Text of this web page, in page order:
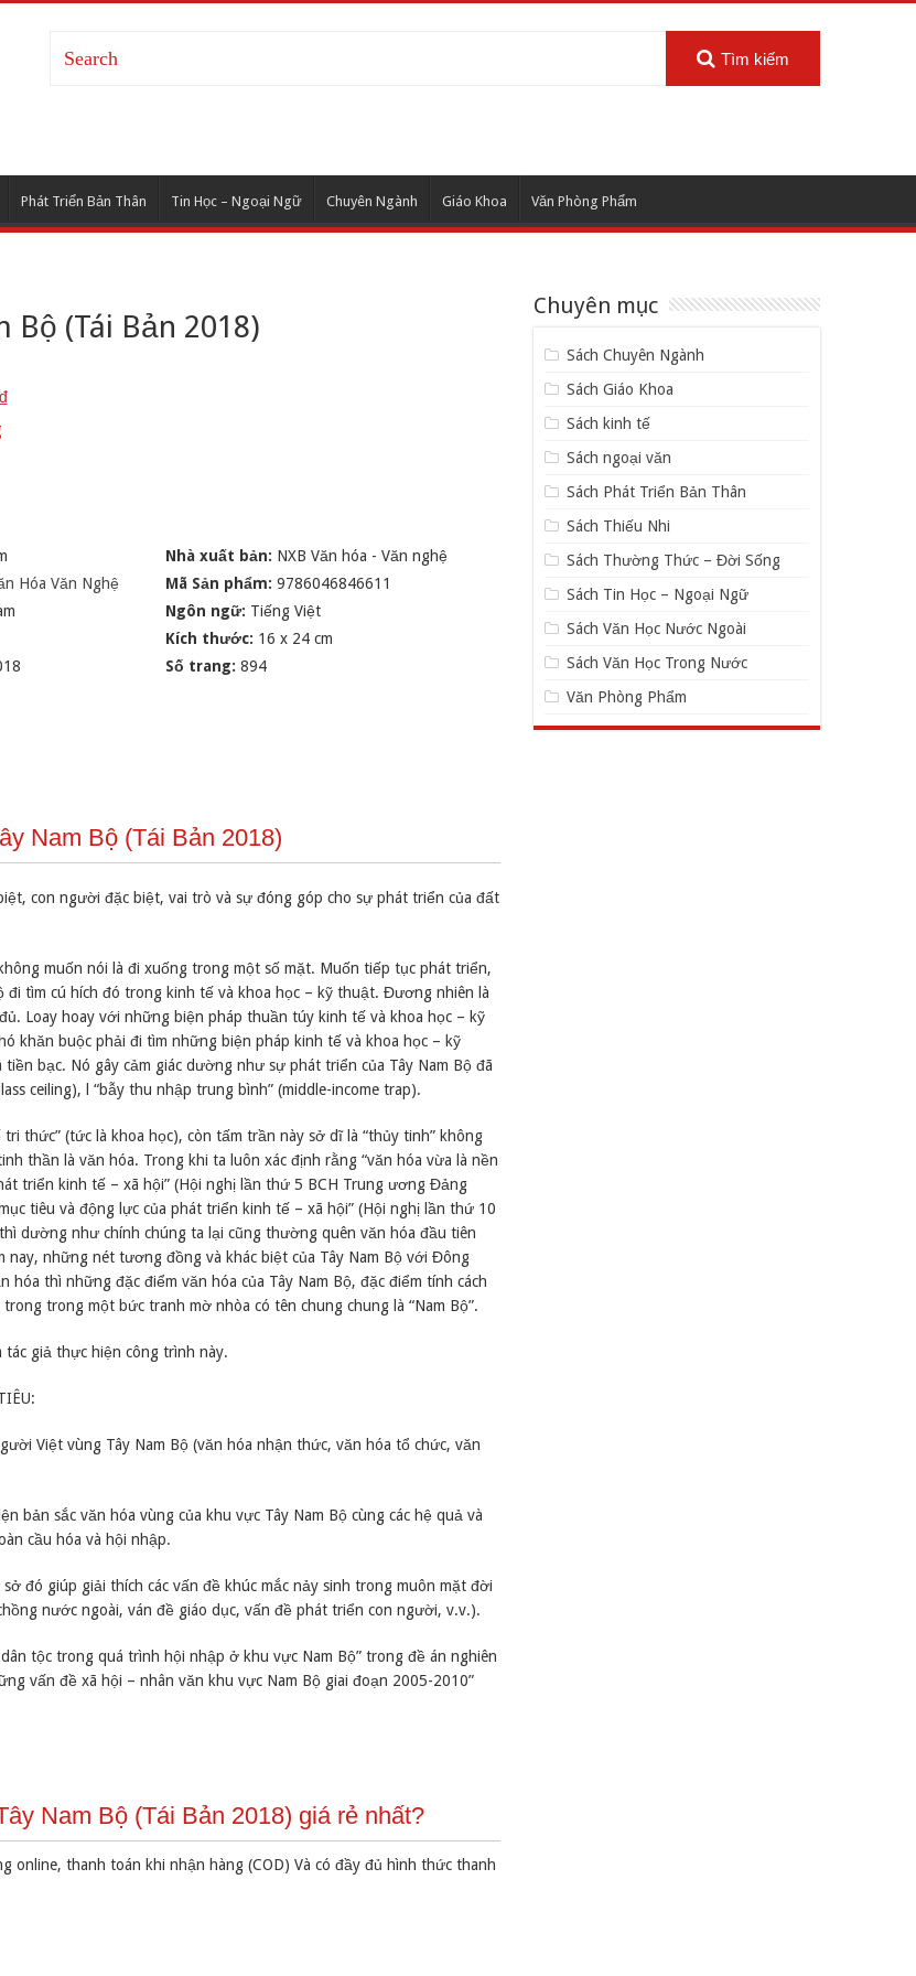
Tìm kiếm
Phát Triển Bản Thân Tin Học – Ngoại Ngữ Chuyên Ngành Giáo Khoa Văn Phòng Phẩm
Bộ (Tái Bản 2018)
Nhà xuất bản: NXB Văn hóa - Văn nghệ
Hóa Văn Nghệ Mã Sản phẩm:9786046846611
Ngôn ngữ: Tiếng Việt
Kích thước: 16 x 24 cm
Số trang:894
Nam Bộ (Tái Bản 2018)
con người đặc biệt, vai trò và sự đóng góp cho sự phát triển của đất
muốn nói là đi xuống trong một số mặt. Muốn tiếp tục phát triển,
đi tìm cú hích đó trong kinh tế và khoa học – kỹ thuật. Đương nhiên là
Loay hoay với những biện pháp thuần túy kinh tế và khoa học – kỹ
khăn buộc phải đi tìm những biện pháp kinh tế và khoa học – kỹ
bạc. Nó gây cảm giác dường như sự phát triển của Tây Nam Bộ đã
ceiling), l “bẫy thu nhập trung bình” (middle-income trap).
thức” (tức là khoa học), còn tấm trần này sở dĩ là “thủy tinh” không
thần là văn hóa. Trong khi ta luôn xác định rằng “văn hóa vừa là nền
triển kinh tế – xã hội” (Hội nghị lần thứ 5 BCH Trung ương Đảng
tiêu và động lực của phát triển kinh tế – xã hội” (Hội nghị lần thứ 10
dường như chính chúng ta lại cũng thường quên văn hóa đầu tiên
những nét tương đồng và khác biệt của Tây Nam Bộ với Đông
thì những đặc điểm văn hóa của Tây Nam Bộ, đặc điểm tính cách
trong một bức tranh mờ nhòa có tên chung chung là “Nam Bộ”.
tác giả thực hiện công trình này.
Việt vùng Tây Nam Bộ (văn hóa nhận thức, văn hóa tổ chức, văn
bản sắc văn hóa vùng của khu vực Tây Nam Bộ cùng các hệ quả và
cầu hóa và hội nhập.
đó giúp giải thích các vấn đề khúc mắc nảy sinh trong muôn mặt đời
nước ngoài, ván đề giáo dục, vấn đề phát triển con người, v.v.).
tộc trong quá trình hội nhập ở khu vực Nam Bộ” trong đề án nghiên
vấn đề xã hội – nhân văn khu vực Nam Bộ giai đoạn 2005-2010”
Nam Bộ (Tái Bản 2018) giá rẻ nhất?
online, thanh toán khi nhận hàng (COD) Và có đầy đủ hình thức thanh
Chuyên mục
Sách Chuyên Ngành
Sách Giáo Khoa
Sách kinh tế
Sách ngoại văn
Sách Phát Triển Bản Thân
Sách Thiếu Nhi
Sách Thường Thức – Đời Sống
Sách Tin Học – Ngoại Ngữ
Sách Văn Học Nước Ngoài
Sách Văn Học Trong Nước
Văn Phòng Phẩm